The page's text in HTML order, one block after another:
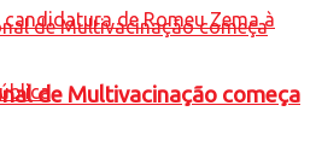
de Multivacinação começa